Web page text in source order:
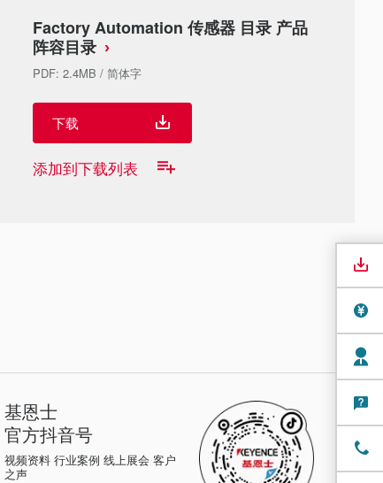
Factory Automation 传感器 目录 产品
阵容目录
PDF: 2.4MB / 简体字
下载
添加到下载列表
基恩士
官方抖音号
视频资料 行业案例 线上展会 客户
之声